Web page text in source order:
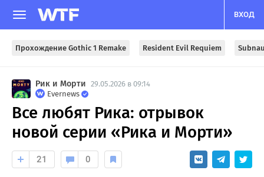
ВХОД
Прохождение Gothic 1 Remake Resident Evil Requiem
Рик и Морти 29.05.2026 в 09:14
Evernews
Все любят Рика: отрывок
новой серии «Рика и Морти»
21 0